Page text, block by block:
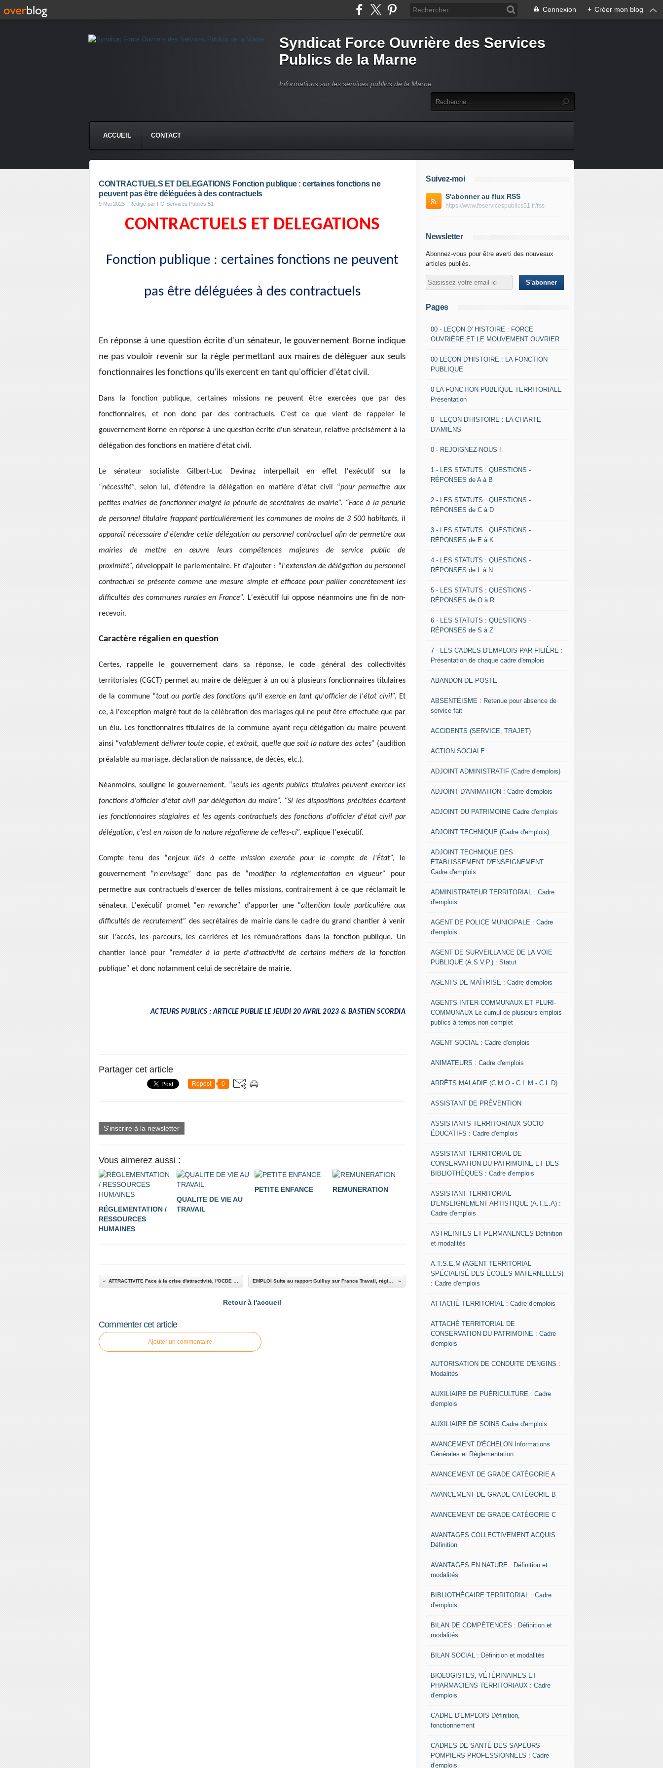
Connexion + Créer mon blog
Syndicat Force Ouvrière des Services
Publics de la Marne
Informations sur les services publics de la Marne
ACCUEIL CONTACT
CONTRACTUELS ET DELEGATIONS Fonction publique : certaines fonctions ne
peuvent pas être déléguées à des contractuels
9 Mai 2023 , Rédigé par FO Services Publics 51
CONTRACTUELS ET DELEGATIONS
Fonction publique : certaines fonctions ne peuvent
pas être déléguées à des contractuels
En réponse à une question écrite d'un sénateur, le gouvernement Borne indique
ne pas vouloir revenir sur la règle permettant aux maires de déléguer aux seuls
fonctionnaires les fonctions qu'ils exercent en tant qu'officier d'état civil.
Dans la fonction publique, certaines missions ne peuvent être exercées que par des
fonctionnaires, et non donc par des contractuels. C'est ce que vient de rappeler le
gouvernement Borne en réponse à une question écrite d'un sénateur, relative précisément à la
délégation des fonctions en matière d'état civil.
Le sénateur socialiste Gilbert-Luc Devinaz interpellait en effet l'exécutif sur la
“nécessité”, selon lui, d'étendre la délégation en matière d'état civil “pour permettre aux
petites mairies de fonctionner malgré la pénurie de secrétaires de mairie”. “Face à la pénurie
de personnel titulaire frappant particulièrement les communes de moins de 3 500 habitants, il
apparaît nécessaire d'étendre cette délégation au personnel contractuel afin de permettre aux
mairies de mettre en œuvre leurs compétences majeures de service public de
proximité”,développait le parlementaire. Et d'ajouter : “l'extension de délégation au personnel
contractuel se présente comme une mesure simple et efficace pour pallier concrètement les
difficultés des communes rurales en France”. L'exécutif lui oppose néanmoins une fin de non-
recevoir.
Caractère régalien en question
Certes, rappelle le gouvernement dans sa réponse, le code général des collectivités
territoriales (CGCT) permet au maire de déléguer à un ou à plusieurs fonctionnaires titulaires
de la commune “tout ou partie des fonctions qu'il exerce en tant qu'officier de l'état civil”. Et
ce, à l'exception malgré tout de la célébration des mariages qui ne peut être effectuée que par
un élu. Les fonctionnaires titulaires de la commune ayant reçu délégation du maire peuvent
ainsi “valablement délivrer toute copie, et extrait, quelle que soit la nature des actes” (audition
préalable au mariage, déclaration de naissance, de décès, etc.).
Néanmoins, souligne le gouvernement, “seuls les agents publics titulaires peuvent exercer les
fonctions d'officier d'état civil par délégation du maire”. “Si les dispositions précitées écartent
les fonctionnaires stagiaires et les agents contractuels des fonctions d'officier d'état civil par
délégation, c'est en raison de la nature régalienne de celles-ci”, explique l'exécutif.
Compte tenu des “enjeux liés à cette mission exercée pour le compte de l'État”,
le
gouvernement “n'envisage” donc pas de “modifier la réglementation en vigueur” pour
permettre aux contractuels d'exercer de telles missions, contrairement à ce que réclamait le
sénateur. L'exécutif promet “en revanche” d'apporter une “attention toute particulière aux
difficultés de recrutement” des secrétaires de mairie dans le cadre du grand chantier à venir
sur l'accès, les parcours, les carrières et les rémunérations dans la fonction publique. Un
chantier lancé pour “remédier à la perte d'attractivité de certains métiers de la fonction
publique” et donc notamment celui de secrétaire de mairie.
ACTEURS PUBLICS : ARTICLE PUBLIE LE JEUDI 20 AVRIL 2023 & BASTIEN SCORDIA
Partager cet article
Repost 0
S'inscrire à la newsletter
Vous aimerez aussi :
RÉGLEMENTATION /
RESSOURCES
HUMAINES
QUALITE DE VIE AU
TRAVAIL
PETITE ENFANCE REMUNERATION
Retour à l'accueil
Commenter cet article
Ajouter un commentaire
Suivez-moi
S'abonner au flux RSS
https://www.foservicespublics51.fr/rss
Newsletter
Abonnez-vous pour être averti des nouveaux
articles publiés.
Pages
00 - LEÇON D' HISTOIRE : FORCE
OUVRIÈRE ET LE MOUVEMENT OUVRIER
00 LEÇON D'HISTOIRE : LA FONCTION
PUBLIQUE
0 LA FONCTION PUBLIQUE TERRITORIALE
Présentation
0 - LEÇON D'HISTOIRE : LA CHARTE
D'AMIENS
0 - REJOIGNEZ-NOUS !
1 - LES STATUTS : QUESTIONS -
RÉPONSES de A à B
2 - LES STATUTS : QUESTIONS -
RÉPONSES de C à D
3 - LES STATUTS : QUESTIONS -
RÉPONSES de E à K
4 - LES STATUTS : QUESTIONS -
RÉPONSES de L à N
5 - LES STATUTS : QUESTIONS -
RÉPONSES de O à R
6 - LES STATUTS : QUESTIONS -
RÉPONSES de S à Z
7 - LES CADRES D'EMPLOIS PAR FILIÈRE :
Présentation de chaque cadre d'emplois
ABANDON DE POSTE
ABSENTÉISME : Retenue pour absence de
service fait
ACCIDENTS (SERVICE, TRAJET)
ACTION SOCIALE
ADJOINT ADMINISTRATIF (Cadre d'emplois)
ADJOINT D'ANIMATION : Cadre d'emplois
ADJOINT DU PATRIMOINE Cadre d'emplois
ADJOINT TECHNIQUE (Cadre d'emplois)
ADJOINT TECHNIQUE DES
ÉTABLISSEMENT D'ENSEIGNEMENT :
Cadre d'emplois
ADMINISTRATEUR TERRITORIAL : Cadre
d'emplois
AGENT DE POLICE MUNICIPALE : Cadre
d'emplois
AGENT DE SURVEILLANCE DE LA VOIE
PUBLIQUE (A.S.V.P.) : Statut
AGENTS DE MAÎTRISE : Cadre d'emplois
AGENTS INTER-COMMUNAUX ET PLURI-
COMMUNAUX Le cumul de plusieurs emplois
publics à temps non complet
AGENT SOCIAL : Cadre d'emplois
ANIMATEURS : Cadre d'emplois
ARRÊTS MALADIE (C.M.O - C.L.M - C.L.D)
ASSISTANT DE PRÉVENTION
ASSISTANTS TERRITORIAUX SOCIO-
ÉDUCATIFS : Cadre d'emplois
ASSISTANT TERRITORIAL DE
CONSERVATION DU PATRIMOINE ET DES
BIBLIOTHÈQUES : Cadre d'emplois
ASSISTANT TERRITORIAL
D'ENSEIGNEMENT ARTISTIQUE (A.T.E.A) :
Cadre d'emplois
ASTREINTES ET PERMANENCES Définition
et modalités
A.T.S.E.M (AGENT TERRITORIAL
SPÉCIALISÉ DES ÉCOLES MATERNELLES)
: Cadre d'emplois
ATTACHÉ TERRITORIAL : Cadre d'emplois
ATTACHÉ TERRITORIAL DE
CONSERVATION DU PATRIMOINE : Cadre
d'emplois
AUTORISATION DE CONDUITE D'ENGINS :
Modalités
AUXILIAIRE DE PUÉRICULTURE : Cadre
d'emplois
AUXILIAIRE DE SOINS Cadre d'emplois
AVANCEMENT D'ÉCHELON Informations
Générales et Réglementation
AVANCEMENT DE GRADE CATÉGORIE A
AVANCEMENT DE GRADE CATÉGORIE B
AVANCEMENT DE GRADE CATÉGORIE C
AVANTAGES COLLECTIVEMENT ACQUIS :
Définition
AVANTAGES EN NATURE : Définition et
modalités
BIBLIOTHÉCAIRE TERRITORIAL : Cadre
d'emplois
BILAN DE COMPÉTENCES : Définition et
modalités
BILAN SOCIAL : Définition et modalités
BIOLOGISTES, VÉTÉRINAIRES ET
PHARMACIENS TERRITORIAUX : Cadre
d'emplois
CADRE D'EMPLOIS Définition,
fonctionnement
CADRES DE SANTÉ DES SAPEURS
POMPIERS PROFESSIONNELS : Cadre
d'emplois